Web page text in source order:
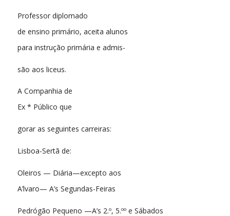
Professor diplomado
de ensino primário, aceita alunos
para instrução primária e admis-
são aos liceus.
A Companhia de
Ex * Público que
gorar as seguintes carreiras:
Lisboa-Sertã de:
Oleiros — Diária—excepto aos
A’lvaro— A’s Segundas-Feiras
Pedrógão Pequeno —A’s 2.º, 5.ºº e Sábados